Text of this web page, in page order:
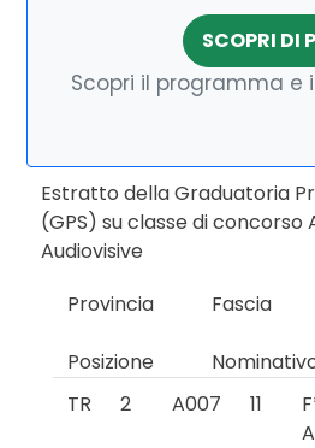
SCOPRI DI
Scopri il programma e
Estratto della Graduatoria
(GPS) su classe di concorso
Audiovisive
Provincia
Fascia
Posizione
TR
2 A007 11